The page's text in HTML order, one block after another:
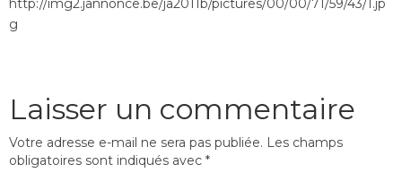
http://img2.jannonce.be/ja2011b/pictures/00/00/71/59/43/1.jp
g
Laisser un commentaire
Votre adresse e-mail ne sera pas publiée. Les champs
obligatoires sont indiqués avec *